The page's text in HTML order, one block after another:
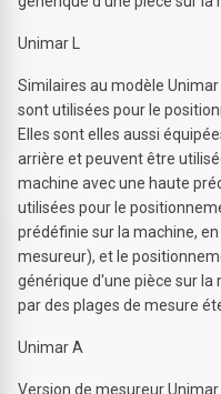
Unimar L
Similaires au modèle
sont utilisées pour le
Elles sont elles aussi
arrière et peuvent être
machine avec une haute
utilisées pour le
prédéfinie sur la machine,
mesureur), et le
générique d'une pièce sur la
par des plages de mesure
Unimar A
Version de mesureur